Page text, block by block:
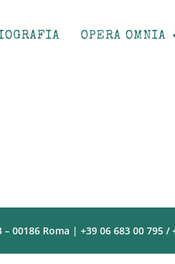
OPERA OMNIA
– 00186 Roma | +39 06 683 00 795 /